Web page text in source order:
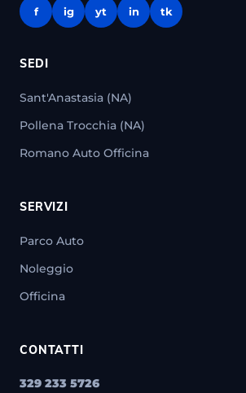
f ig yt in tk
SEDI
Sant'Anastasia (NA)
Pollena Trocchia (NA)
Romano Auto Officina
SERVIZI
Parco Auto
Noleggio
Officina
CONTATTI
329 233 5726